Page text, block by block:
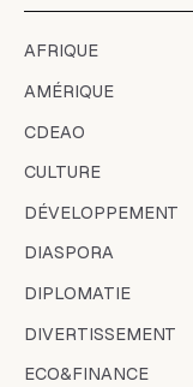
AFRIQUE
AMÉRIQUE
CDEAO
CULTURE
DÉVELOPPEMENT
DIASPORA
DIPLOMATIE
DIVERTISSEMENT
ECO&FINANCE